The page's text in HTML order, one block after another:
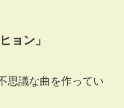
ョン」
思議な曲を作ってい